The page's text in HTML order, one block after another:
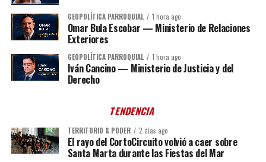
GEOPOLÍTICA PARROQUIAL 1 hora ago
Omar Bula Escobar — Ministerio de Relaciones
Exteriores
GEOPOLÍTICA PARROQUIAL 1 hora ago
Iván Cancino — Ministerio de Justicia y del
Derecho
TENDENCIA
TERRITORIO & PODER 2 días ago
El rayo del CortoCircuito volvió a caer sobre
Santa Marta durante las Fiestas del Mar